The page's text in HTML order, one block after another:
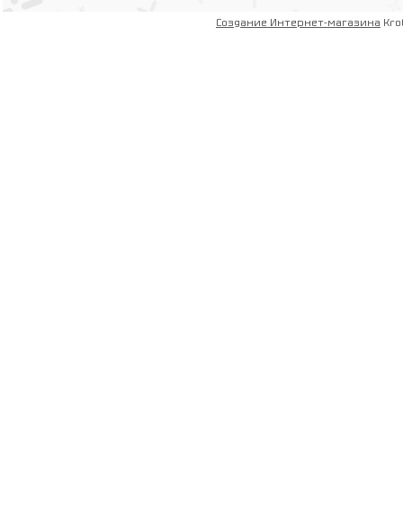
Создание Интернет-магазина